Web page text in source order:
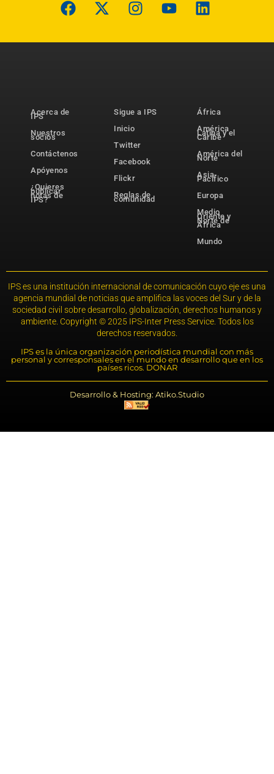
Acerca de
IPS
Nuestros
socios
Contáctenos
Apóyenos
¿Quieres
publicar
notas de
IPS?
Sigue a IPS
Inicio
Twitter
Facebook
Flickr
Reglas de
comunidad
África
América
Latina y el
Caribe
América del
Norte
Asia-
Pacífico
Europa
Medio
Oriente y
Norte de
África
Mundo
IPS es una institución internacional de comunicación cuyo eje es una
agencia mundial de noticias que amplifica las voces del Sur y de la
sociedad civil sobre desarrollo, globalización, derechos humanos y
ambiente. Copyright © 2025 IPS-Inter Press Service. Todos los
derechos reservados.
IPS es la única organización periodística mundial con más
personal y corresponsales en el mundo en desarrollo que en los
países ricos. DONAR
Desarrollo & Hosting: Atiko.Studio